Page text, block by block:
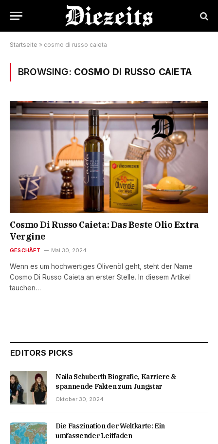
Startseite » cosmo di russo caieta
BROWSING: COSMO DI RUSSO CAIETA
Cosmo Di Russo Caieta: Das Beste Olio Extra
Vergine
GESCHÄFT Mai 30, 2024
Wenn es um hochwertiges Olivenöl geht, steht der Name
Cosmo Di Russo Caieta an erster Stelle. In diesem Artikel
tauchen…
EDITORS PICKS
Naila Schuberth Biografie, Karriere &
spannende Fakten zum Jungstar
Oktober 30, 2024
Die Faszination der Weltkarte: Ein
umfassender Leitfaden